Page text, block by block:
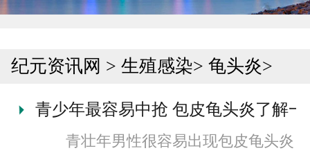
纪元资讯网 > 生殖感染> 龟头炎>
青少年最容易中抢 包皮龟头炎了解一
青壮年男性很容易出现包皮龟头炎